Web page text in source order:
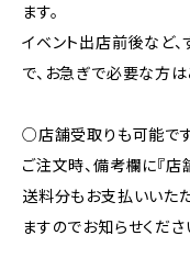
ます。
イベント出店前後など
で、お急ぎで必要な方は
○店舗受取りも可能です
ご注文時、備考欄に『店
送料分もお支払いいた
ますのでお知らせくださ